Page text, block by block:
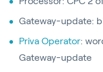
​​​Gateway-update:
Priva Operator:
Gateway-update